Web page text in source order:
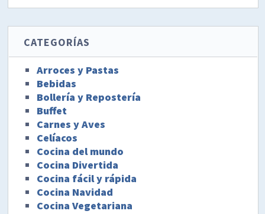
CATEGORÍAS
Arroces y Pastas
Bebidas
Bollería y Repostería
Buffet
Carnes y Aves
Celíacos
Cocina del mundo
Cocina Divertida
Cocina fácil y rápida
Cocina Navidad
Cocina Vegetariana